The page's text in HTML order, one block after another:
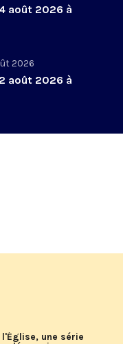
août 2026 à
2026
août 2026 à
une série